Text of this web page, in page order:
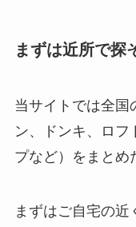
まずは近所で探
当サイトでは全国
ン、ドンキ、ロフ
プなど）をまとめ
まずはご自宅の